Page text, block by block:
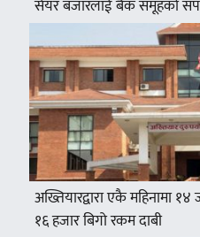
सेयर बजारलाई बैँक समूहको
अख्तियारद्वारा एकै महिनामा
१६ हजार बिगो रकम दाबी